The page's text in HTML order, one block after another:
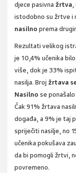
djece pasivna žrtva,
istodobno su žrtve i
nasilno prema
Rezultati velikog
je 10,4% učenika
više, dok je 33%
nasilja. Broj žrtava
Nasilno se
Čak 91% žrtava
događa, a 9% je taj
spriječiti nasilje, no
učenika pokušava
da bi pomogli žrtvi,
povremeno.